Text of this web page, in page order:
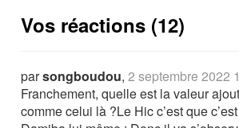
Vos réactions (12)
parsongboudou,2 septembre 2022
Franchement, quelle est la valeur
comme celui là ?Le Hic c’est que